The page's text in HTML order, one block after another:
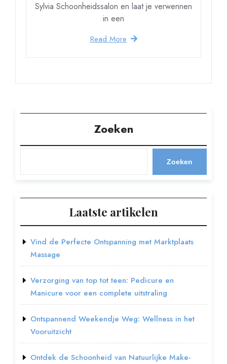
Sylvia Schoonheidssalon en laat je verwennen
in een
Read More
Zoeken
Zoeken
Laatste artikelen
Vind de Perfecte Ontspanning met Marktplaats
Massage
Verzorging van top tot teen: Pedicure en
Manicure voor een complete uitstraling
Ontspannend Weekendje Weg: Wellness in het
Vooruitzicht
Ontdek de Schoonheid van Natuurlijke Make-